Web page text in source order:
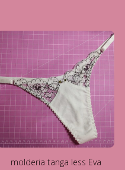
molderia tanga less Eva